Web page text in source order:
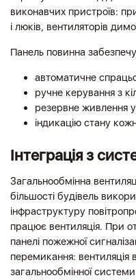
виконавчих пристроїв:
і люків, вентиляторів
Панель повинна
автоматичне
ручне керування з
резервне живлення
індикацію стану
Інтеграція з
Загальнообмінна
більшості будівель
інфраструктуру
працює вентиляція. При
панелі пожежної
перемикання: вентиляція
загальнообмінної